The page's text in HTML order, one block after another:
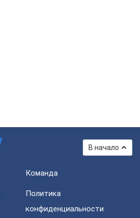
В начало
Команда
Политика
конфиденциальности